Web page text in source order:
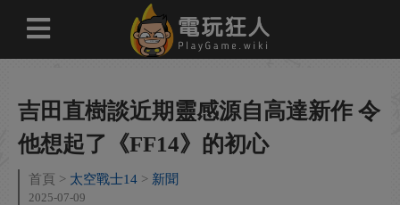
吉田直樹談近期靈感源自高達新作 令
他想起了《FF14》的初心
首頁 太空戰士14 新聞
2025-07-09